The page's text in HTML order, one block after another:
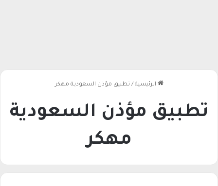
الرئيسية / تطبيق مؤذن السعودية مهكر
تطبيق مؤذن السعودية
مهكر